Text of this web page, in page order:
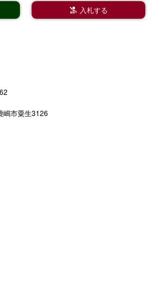
 入札する
嶋市粟生3126